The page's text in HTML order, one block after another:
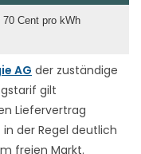
AG der zuständige
gilt
Liefervertrag
der Regel deutlich
freien Markt.
Cent pro kWh